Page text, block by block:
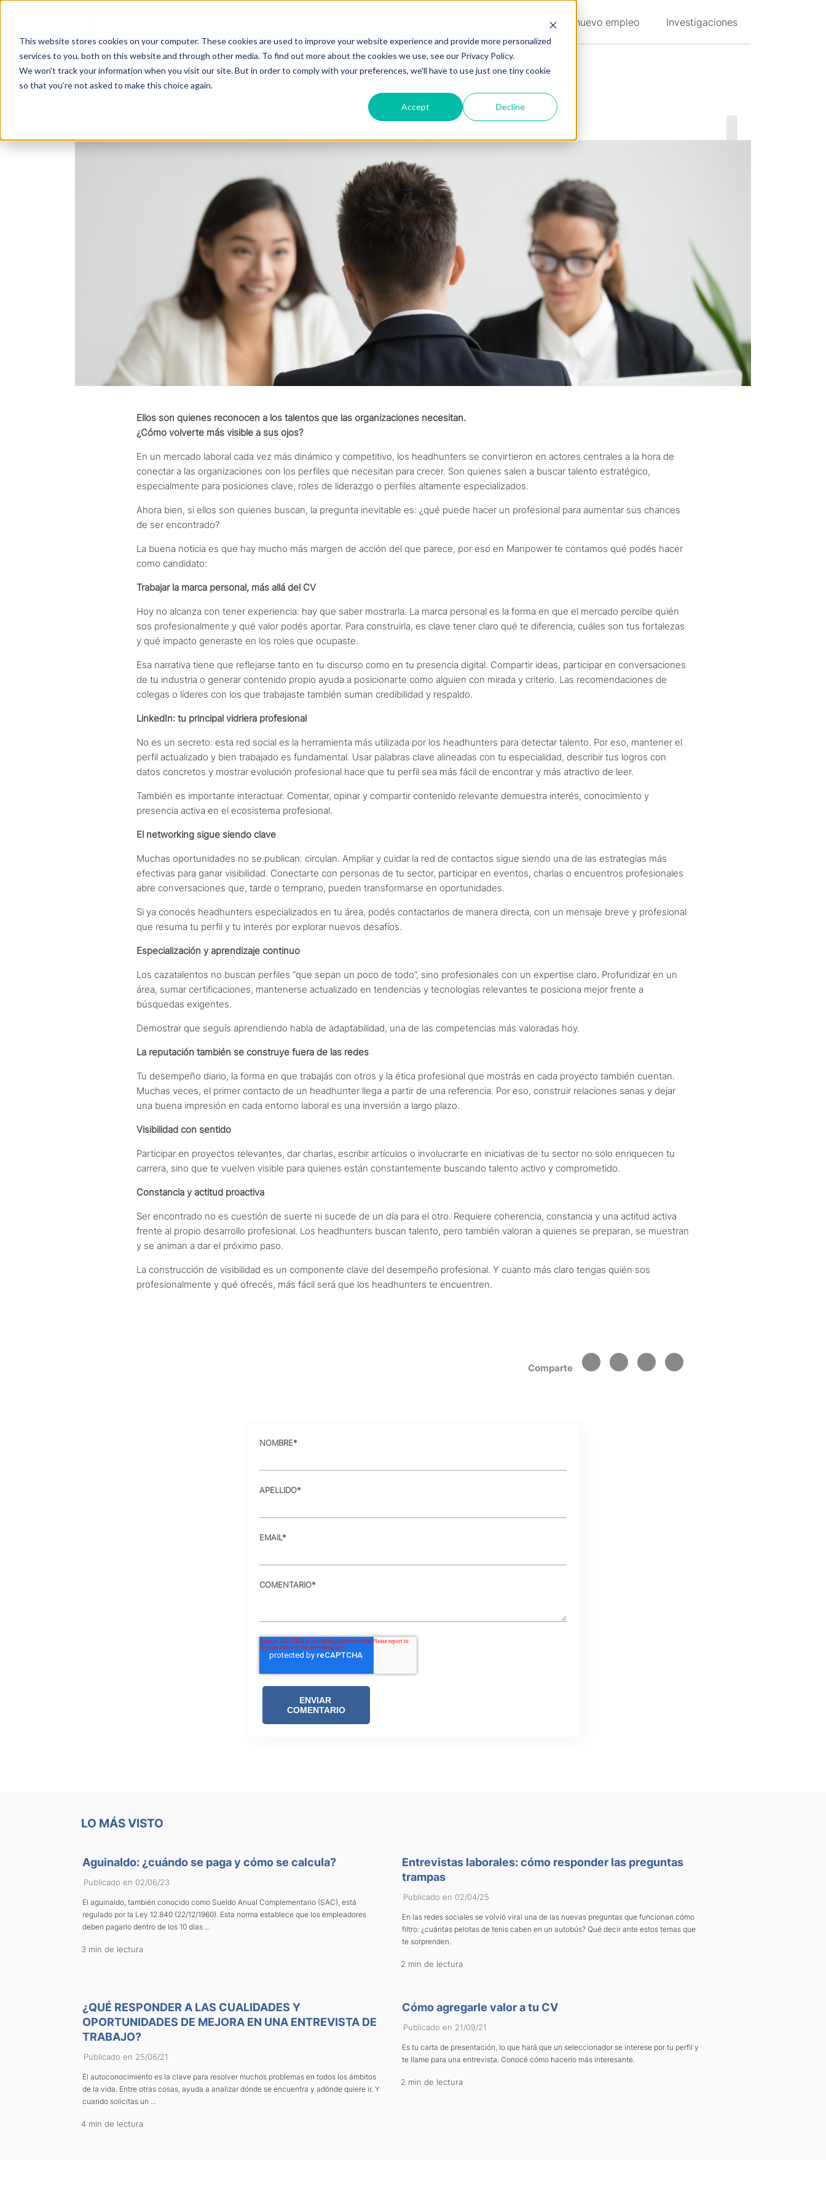
This website stores cookies on your computer. These cookies are used to improve your website experience and provide more personalized
services to you, both on this website and through other media. To find out more about the cookies we use, see our Privacy Policy.
We won't track your information when you visit our site. But in order to comply with your preferences, we'll have to use just one tiny cookie
so that you're not asked to make this choice again.
Accept Decline
Tu nuevo empleo Investigaciones
CÓMO LOGRAR QUE LOS HEADHUNTERS TE TENGAN EN EL RADAR
3 min de lectura
Ellos son quienes reconocen a los talentos que las organizaciones necesitan.
¿Cómo volverte más visible a sus ojos?
En un mercado laboral cada vez más dinámico y competitivo, los headhunters se convirtieron en actores centrales a la hora de
conectar a las organizaciones con los perfiles que necesitan para crecer. Son quienes salen a buscar talento estratégico,
especialmente para posiciones clave, roles de liderazgo o perfiles altamente especializados.
Ahora bien, si ellos son quienes buscan, la pregunta inevitable es: ¿qué puede hacer un profesional para aumentar sus chances
de ser encontrado?
La buena noticia es que hay mucho más margen de acción del que parece, por eso en Manpower te contamos qué podés hacer
como candidato:
Trabajar la marca personal, más allá del CV
Hoy no alcanza con tener experiencia: hay que saber mostrarla. La marca personal es la forma en que el mercado percibe quién
sos profesionalmente y qué valor podés aportar. Para construirla, es clave tener claro qué te diferencia, cuáles son tus fortalezas
y qué impacto generaste en los roles que ocupaste.
Esa narrativa tiene que reflejarse tanto en tu discurso como en tu presencia digital. Compartir ideas, participar en conversaciones
de tu industria o generar contenido propio ayuda a posicionarte como alguien con mirada y criterio. Las recomendaciones de
colegas o líderes con los que trabajaste también suman credibilidad y respaldo.
LinkedIn: tu principal vidriera profesional
No es un secreto: esta red social es la herramienta más utilizada por los headhunters para detectar talento. Por eso, mantener el
perfil actualizado y bien trabajado es fundamental. Usar palabras clave alineadas con tu especialidad, describir tus logros con
datos concretos y mostrar evolución profesional hace que tu perfil sea más fácil de encontrar y más atractivo de leer.
También es importante interactuar. Comentar, opinar y compartir contenido relevante demuestra interés, conocimiento y
presencia activa en el ecosistema profesional.
El networking sigue siendo clave
Muchas oportunidades no se publican: circulan. Ampliar y cuidar la red de contactos sigue siendo una de las estrategias más
efectivas para ganar visibilidad. Conectarte con personas de tu sector, participar en eventos, charlas o encuentros profesionales
abre conversaciones que, tarde o temprano, pueden transformarse en oportunidades.
Si ya conocés headhunters especializados en tu área, podés contactarlos de manera directa, con un mensaje breve y profesional
que resuma tu perfil y tu interés por explorar nuevos desafíos.
Especialización y aprendizaje continuo
Los cazatalentos no buscan perfiles “que sepan un poco de todo”, sino profesionales con un expertise claro. Profundizar en un
área, sumar certificaciones, mantenerse actualizado en tendencias y tecnologías relevantes te posiciona mejor frente a
búsquedas exigentes.
Demostrar que seguís aprendiendo habla de adaptabilidad, una de las competencias más valoradas hoy.
La reputación también se construye fuera de las redes
Tu desempeño diario, la forma en que trabajás con otros y la ética profesional que mostrás en cada proyecto también cuentan.
Muchas veces, el primer contacto de un headhunter llega a partir de una referencia. Por eso, construir relaciones sanas y dejar
una buena impresión en cada entorno laboral es una inversión a largo plazo.
Visibilidad con sentido
Participar en proyectos relevantes, dar charlas, escribir artículos o involucrarte en iniciativas de tu sector no solo enriquecen tu
carrera, sino que te vuelven visible para quienes están constantemente buscando talento activo y comprometido.
Constancia y actitud proactiva
Ser encontrado no es cuestión de suerte ni sucede de un día para el otro. Requiere coherencia, constancia y una actitud activa
frente al propio desarrollo profesional. Los headhunters buscan talento, pero también valoran a quienes se preparan, se muestran
y se animan a dar el próximo paso.
La construcción de visibilidad es un componente clave del desempeño profesional. Y cuanto más claro tengas quién sos
profesionalmente y qué ofrecés, más fácil será que los headhunters te encuentren.
Comparte
NOMBRE*
APELLIDO*
EMAIL*
COMENTARIO*
LO MÁS VISTO
Aguinaldo: ¿cuándo se paga y cómo se calcula?
Publicado en 02/06/23
El aguinaldo, también conocido como Sueldo Anual Complementario (SAC), está
regulado por la Ley 12.840 (22/12/1960). Esta norma establece que los empleadores
deben pagarlo dentro de los 10 días ...
3 min de lectura
Entrevistas laborales: cómo responder las preguntas
trampas
Publicado en 02/04/25
En las redes sociales se volvió viral una de las nuevas preguntas que funcionan cómo
filtro: ¿cuántas pelotas de tenis caben en un autobús? Qué decir ante estos temas que
te sorprenden.
2 min de lectura
¿QUÉ RESPONDER A LAS CUALIDADES Y
OPORTUNIDADES DE MEJORA EN UNA ENTREVISTA DE
TRABAJO?
Publicado en 25/06/21
El autoconocimiento es la clave para resolver muchos problemas en todos los ámbitos
de la vida. Entre otras cosas, ayuda a analizar dónde se encuentra y adónde quiere ir. Y
cuando solicitas un ...
4 min de lectura
Cómo agregarle valor a tu CV
Publicado en 21/09/21
Es tu carta de presentación, lo que hará que un seleccionador se interese por tu perfil y
te llame para una entrevista. Conocé cómo hacerlo más interesante.
2 min de lectura